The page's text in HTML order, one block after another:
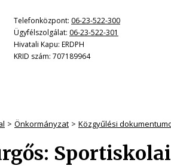
Telefonközpont: 06-23-522-300
Ügyfélszolgálat: 06-23-522-301
Hivatali Kapu: ERDPH
KRID szám: 707189964
Önkormányzat Közgyűlési